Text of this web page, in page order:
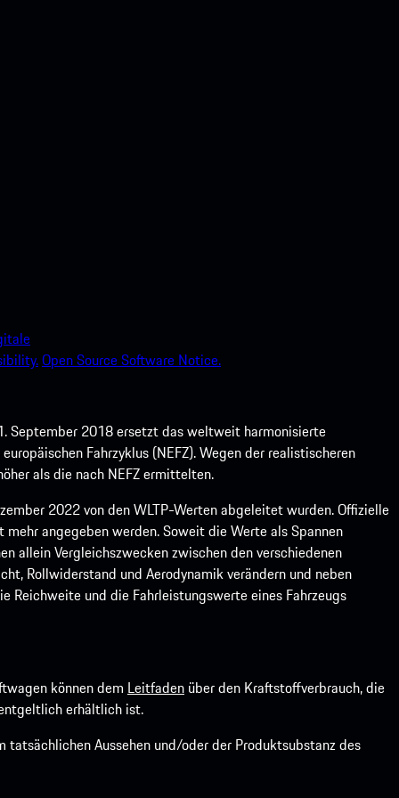
Open Source Software Notice.
September 2018 ersetzt das weltweit harmonisierte
Fahrzyklus (NEFZ). Wegen der realistischeren
als die nach NEFZ ermittelten.
2022 von den WLTP-Werten abgeleitet wurden. Offizielle
angegeben werden. Soweit die Werte als Spannen
allein Vergleichszwecken zwischen den verschiedenen
Rollwiderstand und Aerodynamik verändern und neben
Reichweite und die Fahrleistungswerte eines Fahrzeugs
können dem Leitfaden über den Kraftstoffverbrauch, die
erhältlich ist.
Aussehen und/oder der Produktsubstanz des